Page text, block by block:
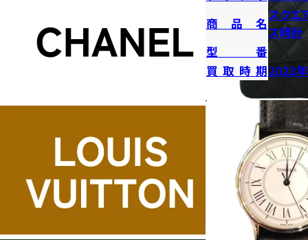
商品名
スクエ
ス時計
型番
買取時期2022